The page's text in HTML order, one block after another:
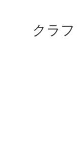
クラ